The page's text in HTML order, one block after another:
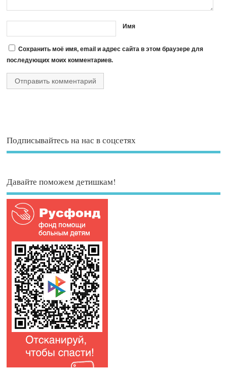
Имя
Сохранить моё имя, email и адрес сайта в этом браузере для
последующих моих комментариев.
Подписывайтесь на нас в соцсетях
Давайте поможем детишкам!